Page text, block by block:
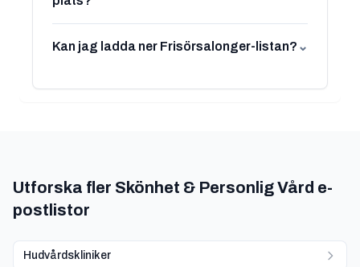
Kan jag ladda ner Frisörsalonger-listan? ⌄
Utforska fler Skönhet & Personlig Vård e-
postlistor
Hudvårdskliniker